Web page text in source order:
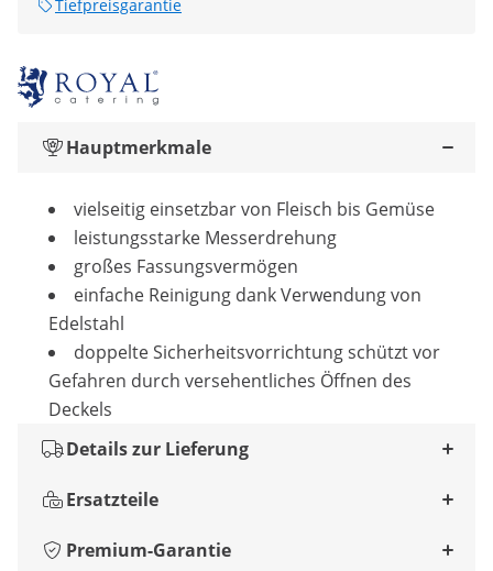
Tiefpreisgarantie
Hauptmerkmale
vielseitig einsetzbar von Fleisch bis Gemüse
leistungsstarke Messerdrehung
großes Fassungsvermögen
einfache Reinigung dank Verwendung von
Edelstahl
doppelte Sicherheitsvorrichtung schützt vor
Gefahren durch versehentliches Öffnen des
Deckels
Details zur Lieferung
Ersatzteile
Premium-Garantie